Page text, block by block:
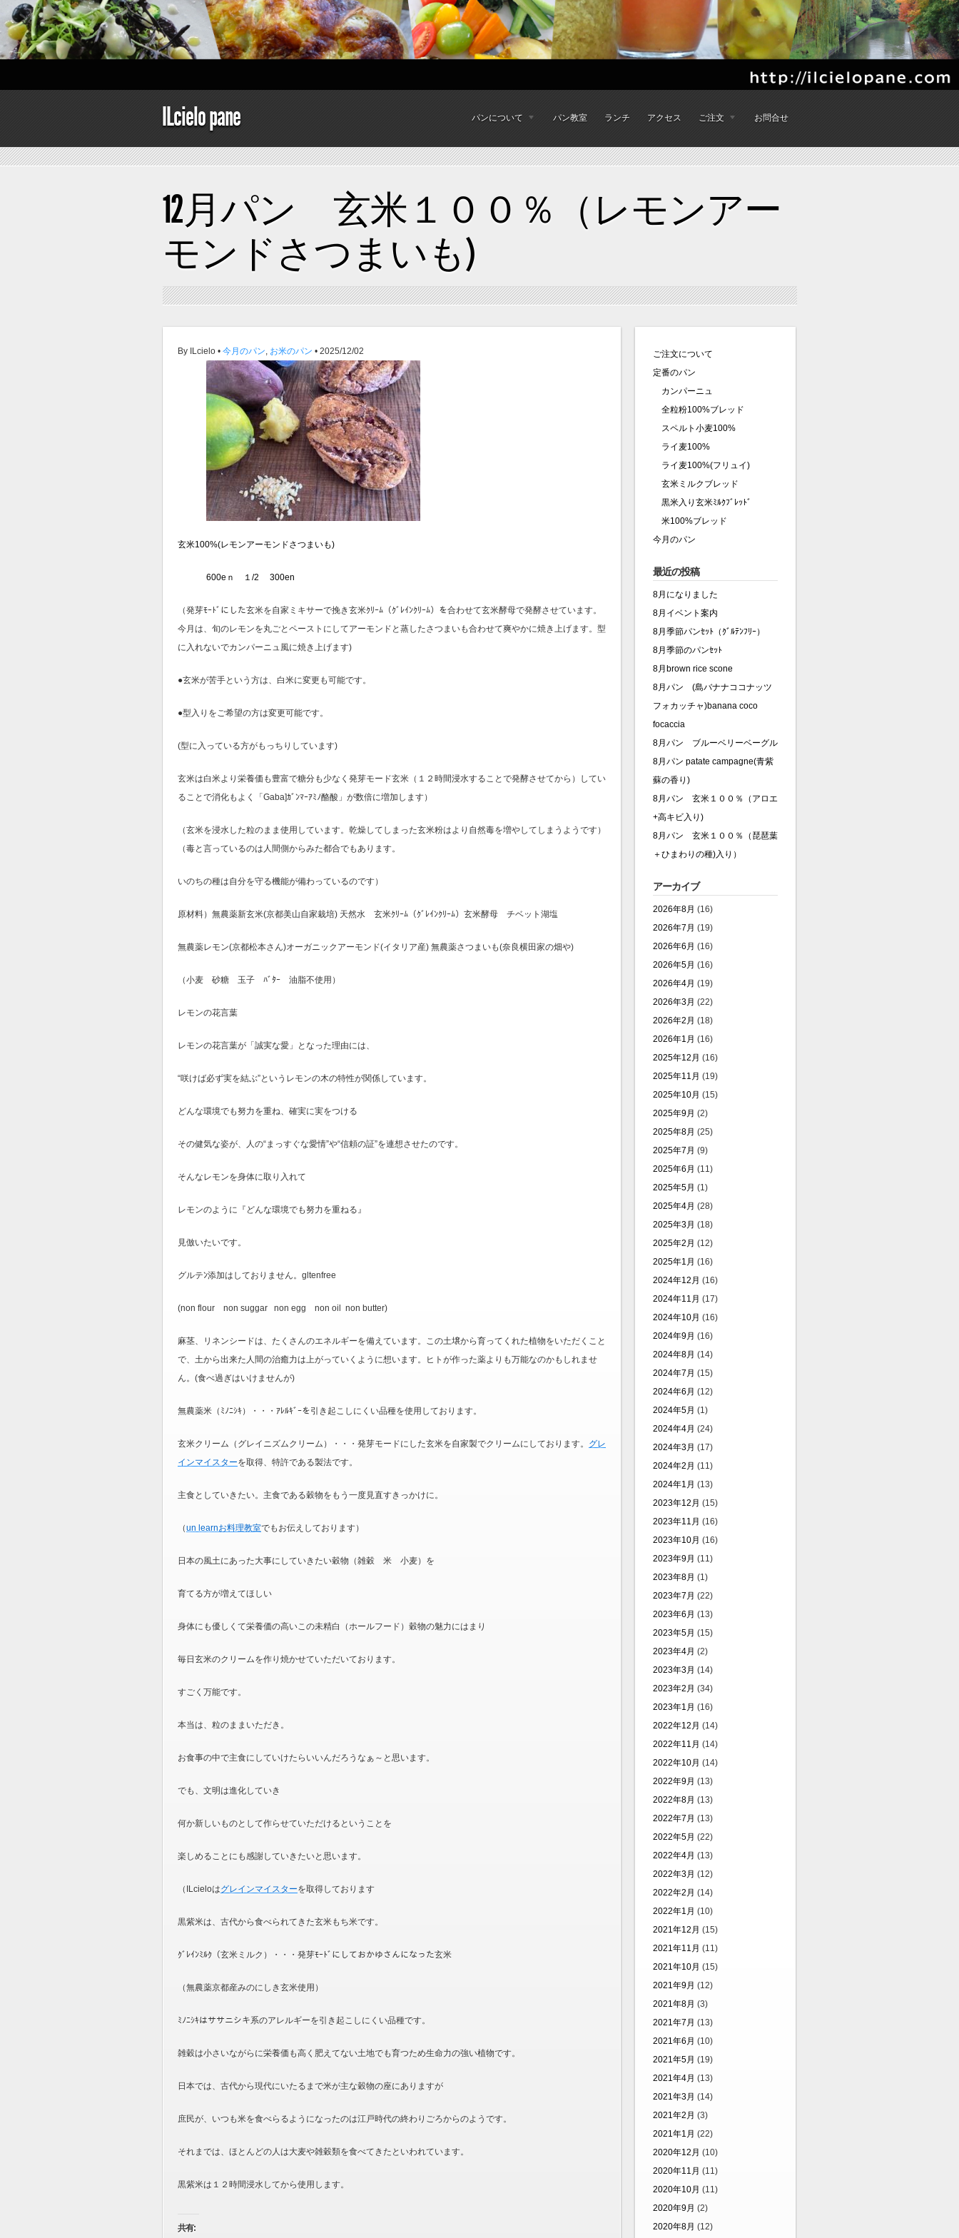
ILcielo pane パンについて パン教室 ランチ アクセス ご注文 お問合せ
12月パン 玄米１００％（レモンアー
モンドさつまいも)
By ILcielo • 今月のパン, お米のパン • 2025/12/02
玄米100%(レモンアーモンドさつまいも)
600eｎ １/2 300en
（発芽ﾓｰﾄﾞにした玄米を自家ミキサーで挽き玄米ｸﾘｰﾑ（ｸﾞﾚｲﾝｸﾘｰﾑ）を合わせて玄米酵母で発酵させています。
今月は、旬のレモンを丸ごとペーストにしてアーモンドと蒸したさつまいも合わせて爽やかに焼き上げます。型
に入れないでカンパーニュ風に焼き上げます)
●玄米が苦手という方は、白米に変更も可能です。
●型入りをご希望の方は変更可能です。
(型に入っている方がもっちりしています)
玄米は白米より栄養価も豊富で糖分も少なく発芽モード玄米（１２時間浸水することで発酵させてから）してい
ることで消化もよく「Gaba]ｶﾞﾝﾏｰｱﾐﾉ酪酸」が数倍に増加します）
（玄米を浸水した粒のまま使用しています。乾燥してしまった玄米粉はより自然毒を増やしてしまうようです）
（毒と言っているのは人間側からみた都合でもあります。
いのちの種は自分を守る機能が備わっているのです）
原材料）無農薬新玄米(京都美山自家栽培) 天然水 玄米ｸﾘｰﾑ（ｸﾞﾚｲﾝｸﾘｰﾑ）玄米酵母 チベット湖塩
無農薬レモン(京都松本さん)オーガニックアーモンド(イタリア産) 無農薬さつまいも(奈良横田家の畑や)
（小麦 砂糖 玉子 ﾊﾞﾀｰ 油脂不使用）
レモンの花言葉
レモンの花言葉が「誠実な愛」となった理由には、
“咲けば必ず実を結ぶ”というレモンの木の特性が関係しています。
どんな環境でも努力を重ね、確実に実をつける
その健気な姿が、人の“まっすぐな愛情”や“信頼の証”を連想させたのです。
そんなレモンを身体に取り入れて
レモンのように『どんな環境でも努力を重ねる』
見倣いたいです。
グルテﾝ添加はしておりません。gltenfree
(non flour non suggar non egg non oil non butter)
麻茎、リネンシードは、たくさんのエネルギーを備えています。この土壌から育ってくれた植物をいただくこと
で、土から出来た人間の治癒力は上がっていくように想います。ヒトが作った薬よりも万能なのかもしれませ
ん。(食べ過ぎはいけませんが)
無農薬米（ﾐﾉﾆｼｷ）・・・ｱﾚﾙｷﾞｰを引き起こしにくい品種を使用しております。
玄米クリーム（グレイニズムクリーム）・・・発芽モードにした玄米を自家製でクリームにしております。 グレ
インマイスターを取得、特許である製法です。
主食としていきたい。主食である穀物をもう一度見直すきっかけに。
（un learnお料理教室でもお伝えしております）
日本の風土にあった大事にしていきたい穀物（雑穀 米 小麦）を
育てる方が増えてほしい
身体にも優しくて栄養価の高いこの未精白（ホールフード）穀物の魅力にはまり
毎日玄米のクリームを作り焼かせていただいております。
すごく万能です。
本当は、粒のままいただき。
お食事の中で主食にしていけたらいいんだろうなぁ～と思います。
でも、文明は進化していき
何か新しいものとして作らせていただけるということを
楽しめることにも感謝していきたいと思います。
（ILcieloはグレインマイスターを取得しております
黒紫米は、古代から食べられてきた玄米もち米です。
ｸﾞﾚｲﾝﾐﾙｸ（玄米ミルク）・・・発芽ﾓｰﾄﾞにしておかゆさんになった玄米
（無農薬京都産みのにしき玄米使用）
ﾐﾉﾆｼｷはササニシキ系のアレルギーを引き起こしにくい品種です。
雑穀は小さいながらに栄養価も高く肥えてない土地でも育つため生命力の強い植物です。
日本では、古代から現代にいたるまで米が主な穀物の座にありますが
庶民が、いつも米を食べらるようになったのは江戸時代の終わりごろからのようです。
それまでは、ほとんどの人は大麦や雑穀類を食べてきたといわれています。
黒紫米は１２時間浸水してから使用します。
共有:
ご注文について
定番のパン
カンパーニュ
全粒粉100%ブレッド
スペルト小麦100%
ライ麦100%
ライ麦100%(フリュイ)
玄米ミルクブレッド
黒米入り玄米ﾐﾙｸﾌﾞﾚｯﾄﾞ
米100%ブレッド
今月のパン
最近の投稿
8月になりました
8月イベント案内
8月季節パンｾｯﾄ（ｸﾞﾙﾃﾝﾌﾘｰ）
8月季節のパンｾｯﾄ
8月brown rice scone
8月パン (島バナナココナッツ
フォカッチャ)banana coco
focaccia
8月パン ブルーベリーベーグル
8月パン patate campagne(青紫
蘇の香り)
8月パン 玄米１００％（アロエ
+高キビ入り)
8月パン 玄米１００％（琵琶葉
＋ひまわりの種)入り）
アーカイブ
2026年8月 (16)
2026年7月 (19)
2026年6月 (16)
2026年5月 (16)
2026年4月 (19)
2026年3月 (22)
2026年2月 (18)
2026年1月 (16)
2025年12月 (16)
2025年11月 (19)
2025年10月 (15)
2025年9月 (2)
2025年8月 (25)
2025年7月 (9)
2025年6月 (11)
2025年5月 (1)
2025年4月 (28)
2025年3月 (18)
2025年2月 (12)
2025年1月 (16)
2024年12月 (16)
2024年11月 (17)
2024年10月 (16)
2024年9月 (16)
2024年8月 (14)
2024年7月 (15)
2024年6月 (12)
2024年5月 (1)
2024年4月 (24)
2024年3月 (17)
2024年2月 (11)
2024年1月 (13)
2023年12月 (15)
2023年11月 (16)
2023年10月 (16)
2023年9月 (11)
2023年8月 (1)
2023年7月 (22)
2023年6月 (13)
2023年5月 (15)
2023年4月 (2)
2023年3月 (14)
2023年2月 (34)
2023年1月 (16)
2022年12月 (14)
2022年11月 (14)
2022年10月 (14)
2022年9月 (13)
2022年8月 (13)
2022年7月 (13)
2022年5月 (22)
2022年4月 (13)
2022年3月 (12)
2022年2月 (14)
2022年1月 (10)
2021年12月 (15)
2021年11月 (11)
2021年10月 (15)
2021年9月 (12)
2021年8月 (3)
2021年7月 (13)
2021年6月 (10)
2021年5月 (19)
2021年4月 (13)
2021年3月 (14)
2021年2月 (3)
2021年1月 (22)
2020年12月 (10)
2020年11月 (11)
2020年10月 (11)
2020年9月 (2)
2020年8月 (12)